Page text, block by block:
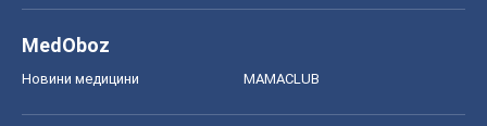
MedOboz
Новини медицини MAMACLUB